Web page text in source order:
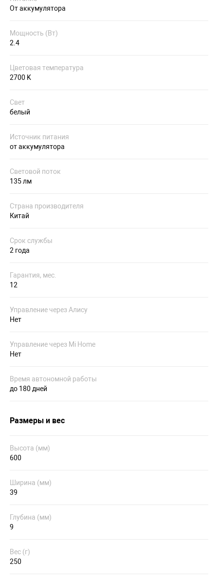
От аккумулятора
Мощность (Вт)
2.4
Цветовая температура
2700 K
Свет
белый
Источник питания
от аккумулятора
Световой поток
135 лм
Страна производителя
Китай
Срок службы
2 года
Гарантия, мес.
12
Управление через Алису
Нет
Управление через Mi Home
Нет
Время автономной работы
до 180 дней
Размеры и вес
Высота (мм)
600
Ширина (мм)
39
Глубина (мм)
9
Вес (г)
250